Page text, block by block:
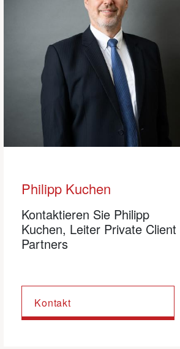
Philipp Kuchen
Kontaktieren Sie Philipp
Kuchen, Leiter Private Client
Partners
Kontakt
Claude Suter
Kontaktieren Sie Claude Suter,
Direktor Kunden
Kontakt